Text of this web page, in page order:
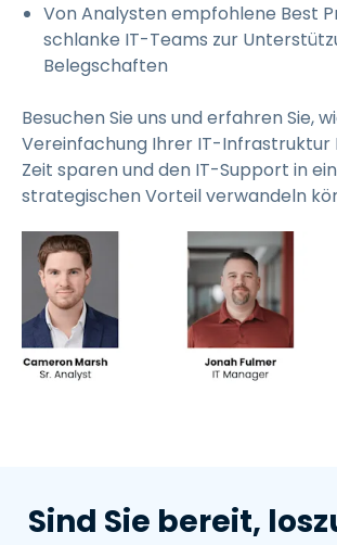
Von Analysten empfohlene Best
schlanke IT-Teams zur
Belegschaften
Besuchen Sie uns und erfahren Sie,
Vereinfachung Ihrer IT-Infrastruktur
Zeit sparen und den IT-Support in
strategischen Vorteil verwandeln
Sind Sie bereit,